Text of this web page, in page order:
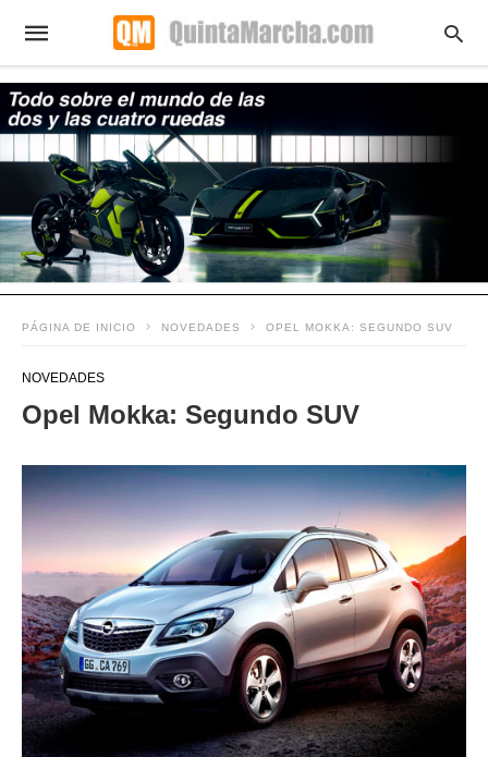
PÁGINA DE INICIO NOVEDADES OPEL MOKKA: SEGUNDO SUV
NOVEDADES
Opel Mokka: Segundo SUV